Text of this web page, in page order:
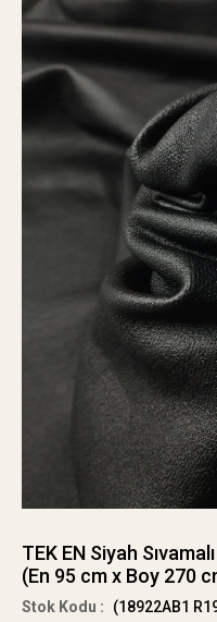
TEK EN Siyah
(En 95 cm x Boy 270
(18922AB1